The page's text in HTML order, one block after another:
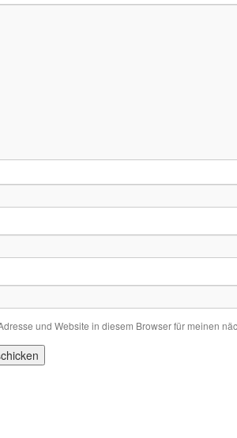
und Website in diesem Browser für meinen